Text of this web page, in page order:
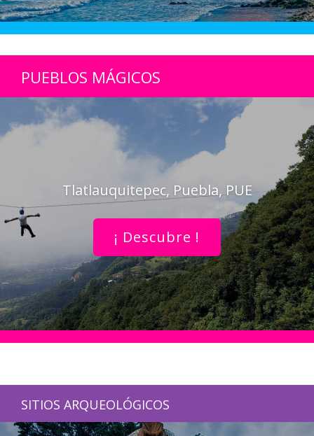
PUEBLOS MÁGICOS
Tlatlauquitepec, Puebla, PUE
¡ Descubre !
SITIOS ARQUEOLÓGICOS